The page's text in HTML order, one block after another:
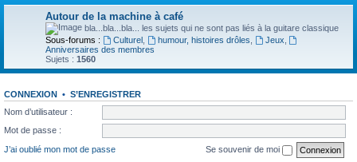
Autour de la machine à café
bla...bla...bla... les sujets qui ne sont pas liés à la guitare classique
Sous-forums :
Culturel, humour, histoires drôles Jeux
Anniversaires des membres
Sujets : 1560
CONNEXION • S’ENREGISTRER
Nom d’utilisateur :
Mot de passe :
J’ai oublié mon mot de passe
Se souvenir de moi